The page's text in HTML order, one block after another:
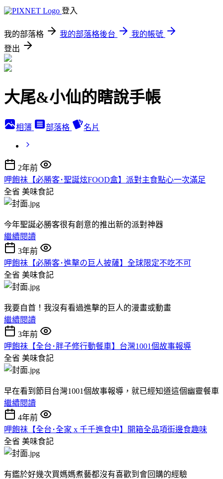
登入
我的部落格 我的部落格後台
我的帳號
登出
大尾&小仙的瞎說手帳
相簿 部落格 名片
2年前
呷飽祙【必勝客･聖誕炫FOOD盒】派對主食點心一次滿足
全省 美味食記
今年聖誕必勝客很有創意的推出新的派對神器
繼續閱讀
3年前
呷飽祙【必勝客･進擊の巨人披薩】全球限定不吃不可
全省 美味食記
我要自首！我沒有看過進擊的巨人的漫畫或動畫
繼續閱讀
3年前
呷飽祙【全台･胖子修行動餐車】台灣1001個故事報導
全省 美味食記
早在看到節目台灣1001個故事報導，就已經知道這個幽靈餐車
繼續閱讀
4年前
呷飽祙【全台･全家 x 千千進食中】開箱全品項街邊食趣味
全省 美味食記
有鑑於好幾次買媽媽煮藝都沒有喜歡到會回購的經驗